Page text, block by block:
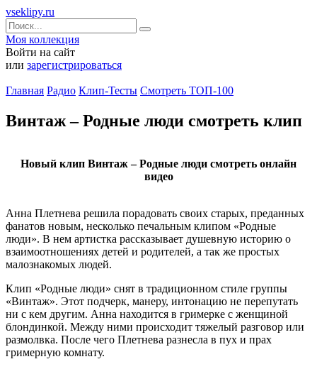
vseklipy.ru
Моя коллекция
Войти на сайт
или зарегистрироваться
Главная Радио Клип-Тесты Смотреть ТОП-100
Винтаж – Родные люди смотреть клип
Новый клип Винтаж – Родные люди смотреть онлайн
видео
Анна Плетнева решила порадовать своих старых, преданных
фанатов новым, несколько печальным клипом «Родные
люди». В нем артистка рассказывает душевную историю о
взаимоотношениях детей и родителей, а так же простых
малознакомых людей.
Клип «Родные люди» снят в традиционном стиле группы
«Винтаж». Этот подчерк, манеру, интонацию не перепутать
ни с кем другим. Анна находится в гримерке с женщиной
блондинкой. Между ними происходит тяжелый разговор или
размолвка. После чего Плетнева разнесла в пух и прах
гримерную комнату.